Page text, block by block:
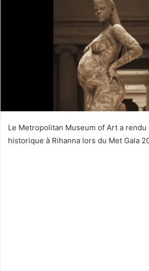
Le Metropolitan Museum of Art a rendu
historique à Rihanna lors du Met Gala